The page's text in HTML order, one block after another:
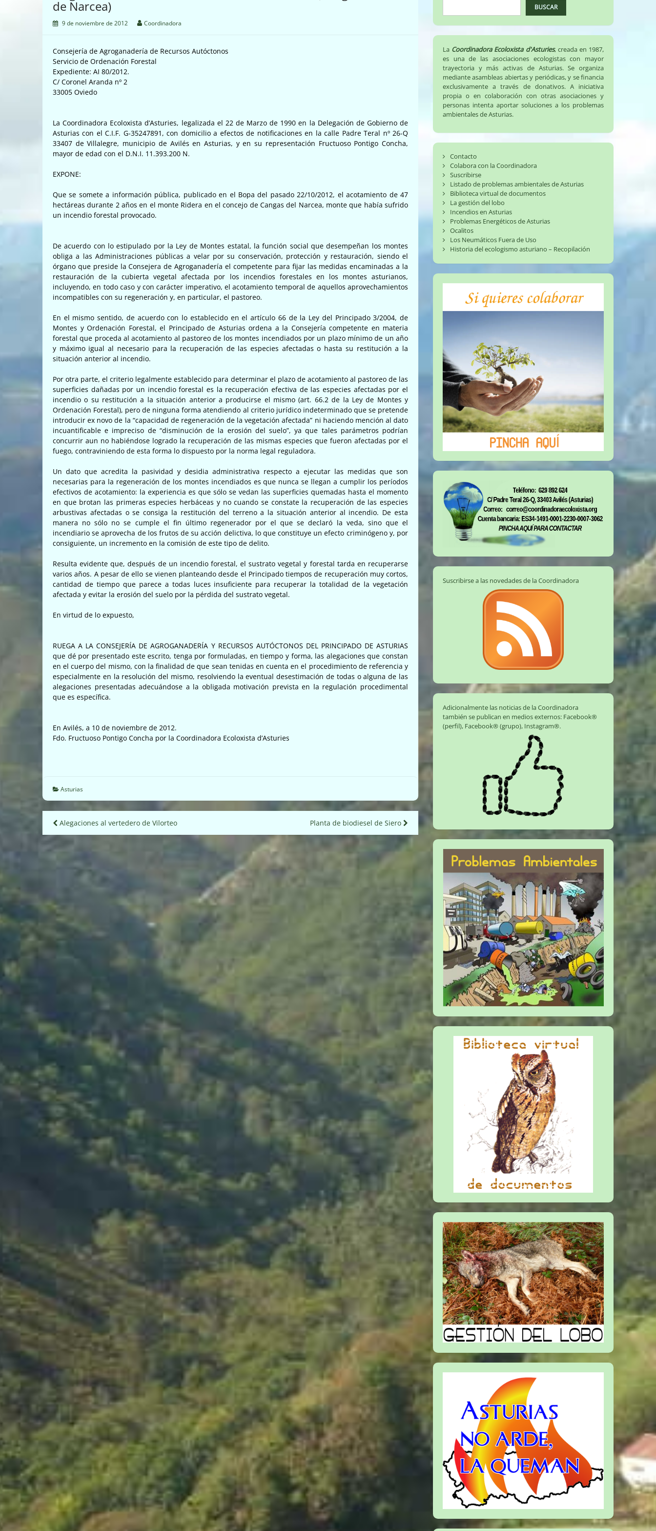
de Narcea)
9 de noviembre de 2012 Coordinadora
Consejería de Agroganadería de Recursos Autóctonos
Servicio de Ordenación Forestal
Expediente: AI 80/2012.
C/ Coronel Aranda nº 2
33005 Oviedo
La Coordinadora Ecoloxista d’Asturies, legalizada el 22 de Marzo de 1990 en la Delegación de Gobierno de
Asturias con el C.I.F. G-35247891, con domicilio a efectos de notificaciones en la calle Padre Teral nº 26-Q
33407 de Villalegre, municipio de Avilés en Asturias, y en su representación Fructuoso Pontigo Concha,
mayor de edad con el D.N.I. 11.393.200 N.
EXPONE:
Que se somete a información pública, publicado en el Bopa del pasado 22/10/2012, el acotamiento de 47
hectáreas durante 2 años en el monte Ridera en el concejo de Cangas del Narcea, monte que había sufrido
un incendio forestal provocado.
De acuerdo con lo estipulado por la Ley de Montes estatal, la función social que desempeñan los montes
obliga a las Administraciones públicas a velar por su conservación, protección y restauración, siendo el
órgano que preside la Consejera de Agroganadería el competente para fijar las medidas encaminadas a la
restauración de la cubierta vegetal afectada por los incendios forestales en los montes asturianos,
incluyendo, en todo caso y con carácter imperativo, el acotamiento temporal de aquellos aprovechamientos
incompatibles con su regeneración y, en particular, el pastoreo.
En el mismo sentido, de acuerdo con lo establecido en el artículo 66 de la Ley del Principado 3/2004, de
Montes y Ordenación Forestal, el Principado de Asturias ordena a la Consejería competente en materia
forestal que proceda al acotamiento al pastoreo de los montes incendiados por un plazo mínimo de un año
y máximo igual al necesario para la recuperación de las especies afectadas o hasta su restitución a la
situación anterior al incendio.
Por otra parte, el criterio legalmente establecido para determinar el plazo de acotamiento al pastoreo de las
superficies dañadas por un incendio forestal es la recuperación efectiva de las especies afectadas por el
incendio o su restitución a la situación anterior a producirse el mismo (art. 66.2 de la Ley de Montes y
Ordenación Forestal), pero de ninguna forma atendiendo al criterio jurídico indeterminado que se pretende
introducir ex novo de la “capacidad de regeneración de la vegetación afectada” ni haciendo mención al dato
incuantificable e impreciso de “disminución de la erosión del suelo”, ya que tales parámetros podrían
concurrir aun no habiéndose logrado la recuperación de las mismas especies que fueron afectadas por el
fuego, contraviniendo de esta forma lo dispuesto por la norma legal reguladora.
Un dato que acredita la pasividad y desidia administrativa respecto a ejecutar las medidas que son
necesarias para la regeneración de los montes incendiados es que nunca se llegan a cumplir los períodos
efectivos de acotamiento: la experiencia es que sólo se vedan las superficies quemadas hasta el momento
en que brotan las primeras especies herbáceas y no cuando se constate la recuperación de las especies
arbustivas afectadas o se consiga la restitución del terreno a la situación anterior al incendio. De esta
manera no sólo no se cumple el fin último regenerador por el que se declaró la veda, sino que el
incendiario se aprovecha de los frutos de su acción delictiva, lo que constituye un efecto criminógeno y, por
consiguiente, un incremento en la comisión de este tipo de delito.
Resulta evidente que, después de un incendio forestal, el sustrato vegetal y forestal tarda en recuperarse
varios años. A pesar de ello se vienen planteando desde el Principado tiempos de recuperación muy cortos,
cantidad de tiempo que parece a todas luces insuficiente para recuperar la totalidad de la vegetación
afectada y evitar la erosión del suelo por la pérdida del sustrato vegetal.
En virtud de lo expuesto,
RUEGA A LA CONSEJERÍA DE AGROGANADERÍA Y RECURSOS AUTÓCTONOS DEL PRINCIPADO DE ASTURIAS
que dé por presentado este escrito, tenga por formuladas, en tiempo y forma, las alegaciones que constan
en el cuerpo del mismo, con la finalidad de que sean tenidas en cuenta en el procedimiento de referencia y
especialmente en la resolución del mismo, resolviendo la eventual desestimación de todas o alguna de las
alegaciones presentadas adecuándose a la obligada motivación prevista en la regulación procedimental
que es específica.
En Avilés, a 10 de noviembre de 2012.
Fdo. Fructuoso Pontigo Concha por la Coordinadora Ecoloxista d’Asturies
Asturias
Navegación
de
entradas
Alegaciones al vertedero de Vilorteo Planta de biodiesel de Siero
BUSCAR
La Coordinadora Ecoloxista d'Asturies, creada en 1987,
es una de las asociaciones ecologistas con mayor
trayectoria y más activas de Asturias. Se organiza
mediante asambleas abiertas y periódicas, y se financia
exclusivamente a través de donativos. A iniciativa
propia o en colaboración con otras asociaciones y
personas intenta aportar soluciones a los problemas
ambientales de Asturias.
Contacto
Colabora con la Coordinadora
Suscribirse
Listado de problemas ambientales de Asturias
Biblioteca virtual de documentos
La gestión del lobo
Incendios en Asturias
Problemas Energéticos de Asturias
Ocalitos
Los Neumáticos Fuera de Uso
Historia del ecologismo asturiano – Recopilación
Suscribirse a las novedades de la Coordinadora
Adicionalmente las noticias de la Coordinadora
también se publican en medios externos: Facebook®
(perfil), Facebook® (grupo), Instagram®.